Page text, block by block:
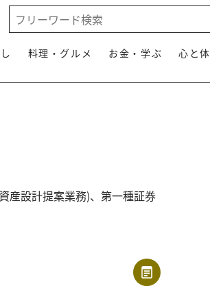
料理・グルメ お金・学ぶ 心と体
産設計提案業務)、第一種証券